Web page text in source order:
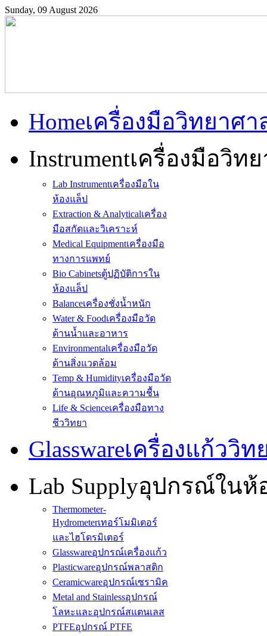
Sunday, 09 August 2026
Homeเครื่องมือวิทยาศา
Instrumentเครื่องมือวิท
Lab Instrumentเครื่องมือใน
ห้องแล็ป
Extraction & Analyticalเครื่อง
มือสกัดและวิเคราะห์
Medical Equipmentเครื่องมือ
ทางการแพทย์
Bio Cabinetsตู้ปฏิบัติการใน
ห้องแล็ป
Balanceเครื่องชั่งน้ำหนัก
Water & Foodเครื่องมือวัด
ด้านน้ำและอาหาร
Environmentalเครื่องมือวัด
ด้านสิ่งแวดล้อม
Temp & Humidityเครื่องมือวัด
ด้านอุณหภูมิและความชื้น
Life & Scienceเครื่องมือทาง
ชีววิทยา
Glasswareเครื่องแก้ววิท
Lab Supplyอุปกรณ์ในห้
Thermometer-
Hydrometerเทอร์โมมิเตอร์
และไฮโดรมิเตอร์
Glasswareอุปกรณ์เครื่องแก้ว
Plasticwareอุปกรณ์พลาสติก
Ceramicwareอุปกรณ์เซรามิค
Metal and Stainlessอุปกรณ์
โลหะและอุปกรณ์สแตนเลส
PTFEอุปกรณ์ PTFE